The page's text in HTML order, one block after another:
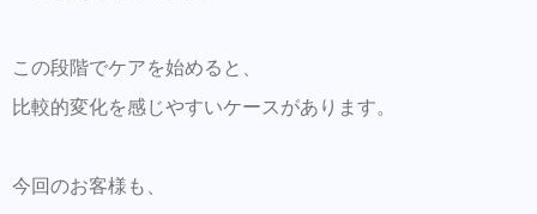
この段階でケアを始めると、
比較的変化を感じやすいケースがあります。
今回のお客様も、